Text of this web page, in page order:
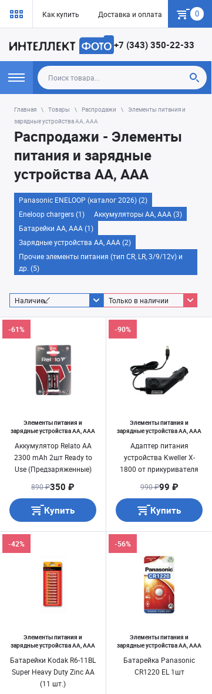
Как купить Доставка и оплата Гарантия
0
+7 (343) 350-22-33
Главная Товары Распродажи
Элементы питания и
зарядные устройства AA, AAA
Распродажи - Элементы
питания и зарядные
устройства AA, AAA
Panasonic ENELOOP (каталог 2026) (2)
Eneloop chargers (1)
Аккумуляторы АА, AAA (3)
Батарейки АА, ААА (1)
Зарядные устройства АА, AAA (2)
Прочие элементы питания (тип CR, LR, 3/9/12v) и
др. (5)
Наличие Только в наличии
Элементы питания и
зарядные устройства AA, AAA
Аккумулятор Relato AA
2300 mAh 2шт Ready to
Use (Предзаряженные)
-61%
890 ₽350 ₽
Купить
Элементы питания и
зарядные устройства AA, AAA
Адаптер питания
устройства Kweller X-
1800 от прикуривателя
-90%
990 ₽99 ₽
Купить
Элементы питания и
зарядные устройства AA, AAA
Батарейки Kodak R6-11BL
Super Heavy Duty Zinc АА
(11 шт.)
-42%
Элементы питания и
зарядные устройства AA, AAA
Батарейка Panasonic
CR1220 EL 1шт
-56%